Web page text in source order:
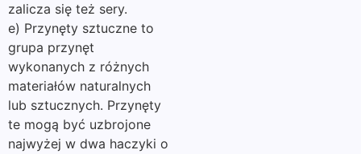
zalicza się też sery.
e) Przynęty sztuczne to
grupa przynęt
wykonanych z różnych
materiałów naturalnych
lub sztucznych. Przynęty
te mogą być uzbrojone
najwyżej w dwa haczyki o